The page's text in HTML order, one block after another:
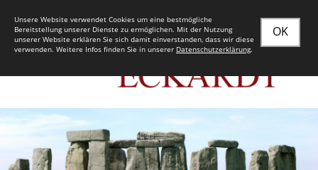
OK
Unsere Website verwendet Cookies um eine bestmögliche
Bereitstellung unserer Dienste zu ermöglichen. Mit der Nutzung
unserer Website erklären Sie sich damit einverstanden, dass wir diese
verwenden. Weitere Infos finden Sie in unserer Datenschutzerklärung.